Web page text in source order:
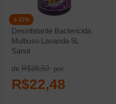
Desinfetante Bactericida
Multiuso Lavanda 5L
Sanol
de R$28,50
21%
por
R$22,48